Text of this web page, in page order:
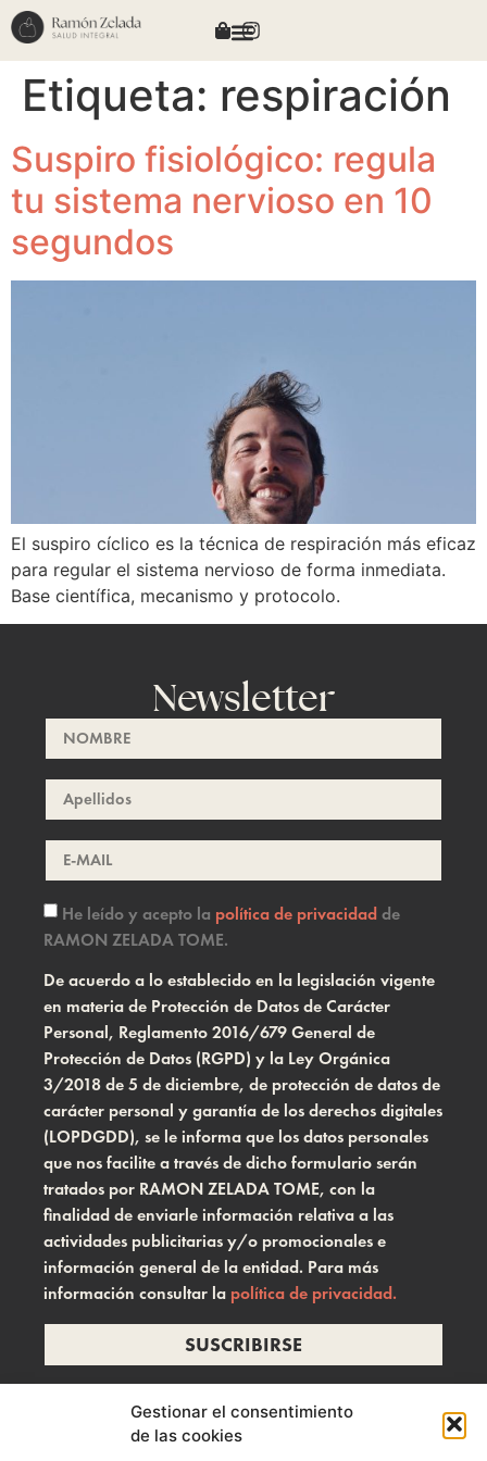
Gestionar el consentimiento
de las cookies
Etiqueta: respiración
Suspiro fisiológico: regula
tu sistema nervioso en 10
segundos
El suspiro cíclico es la técnica de respiración más eficaz
para regular el sistema nervioso de forma inmediata.
Base científica, mecanismo y protocolo.
Newsletter
He leído y acepto la política de privacidadde
RAMON ZELADA TOME.
De acuerdo a lo establecido en la legislación vigente
en materia de Protección de Datos de Carácter
Personal, Reglamento 2016/679 General de
Protección de Datos (RGPD) y la Ley Orgánica
3/2018 de 5 de diciembre, de protección de datos de
carácter personal y garantía de los derechos digitales
(LOPDGDD), se le informa que los datos personales
que nos facilite a través de dicho formulario serán
tratados por RAMON ZELADA TOME, con la
finalidad de enviarle información relativa a las
actividades publicitarias y/o promocionales e
información general de la entidad. Para más
información consultar la política de privacidad.
SUSCRIBIRSE
info@ramonzelada.com